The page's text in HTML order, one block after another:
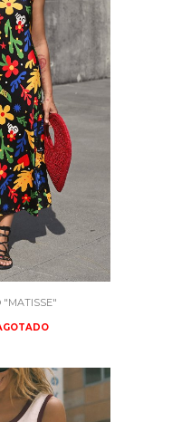
"MATISSE"